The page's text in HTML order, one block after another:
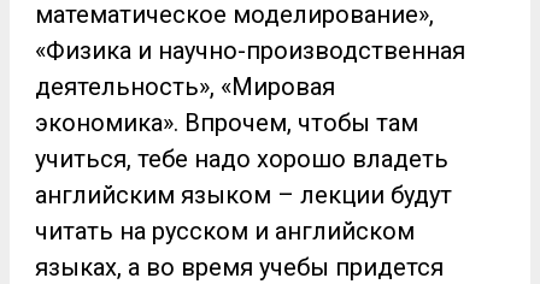
математическое моделирование»,
«Физика и научно-производственная
деятельность», «Мировая
экономика». Впрочем, чтобы там
учиться, тебе надо хорошо владеть
английским языком – лекции будут
читать на русском и английском
языках, а во время учебы придется